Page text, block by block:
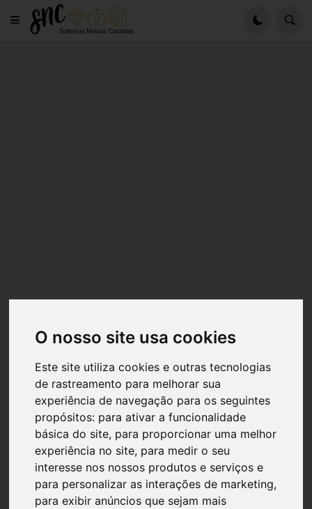
O nosso site usa cookies
Este site utiliza cookies e outras tecnologias
de rastreamento para melhorar sua
experiência de navegação para os seguintes
propósitos: para ativar a funcionalidade
básica do site, para proporcionar uma melhor
experiência no site, para medir o seu
interesse nos nossos produtos e serviços e
para personalizar as interações de marketing,
para exibir anúncios que sejam mais
Página inicial Noivas
Noivinhos para Convite de
Casamento | Imagens de
Noivinhos variadas